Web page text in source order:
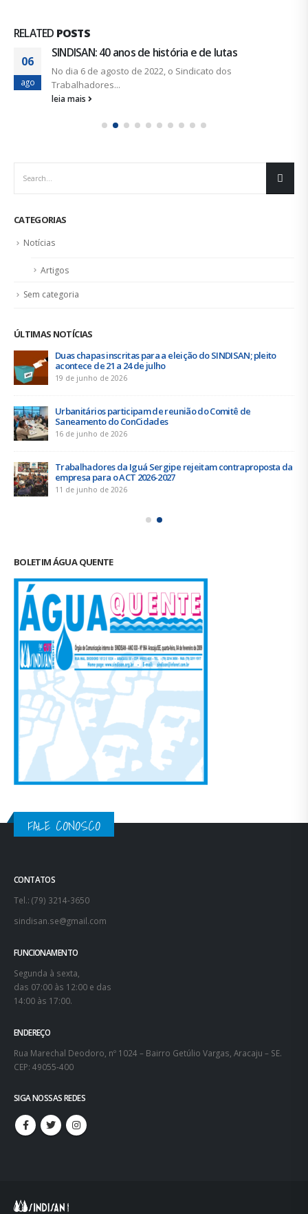
RELATED POSTS
06
ago
SINDISAN: 40 anos de história e de lutas
No dia 6 de agosto de 2022, o Sindicato dos
Trabalhadores...
leia mais
CATEGORIAS
Notícias
Artigos
Sem categoria
ÚLTIMAS NOTÍCIAS
Duas chapas inscritas para a eleição do SINDISAN; pleito
acontece de 21 a 24 de julho
19 de junho de 2026
Urbanitários participam de reunião do Comitê de
Saneamento do ConCidades
16 de junho de 2026
Trabalhadores da Iguá Sergipe rejeitam contraproposta da
empresa para o ACT 2026-2027
11 de junho de 2026
BOLETIM ÁGUA QUENTE
FALE CONOSCO
CONTATOS
Tel.: (79) 3214-3650
sindisan.se@gmail.com
FUNCIONAMENTO
Segunda à sexta,
das 07:00 às 12:00 e das
14:00 às 17:00.
ENDEREÇO
Rua Marechal Deodoro, nº 1024 – Bairro Getúlio Vargas, Aracaju – SE.
CEP: 49055-400
SIGA NOSSAS REDES